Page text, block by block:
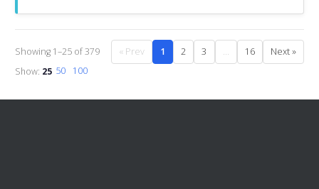
Showing 1–25 of 379 « Prev 1 2 3 … 16
Next »
Show: 25 50 100